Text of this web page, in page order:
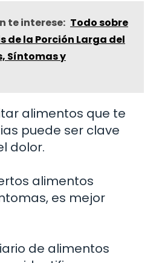
te interese: Todo sobre
de la Porción Larga del
Síntomas y
alimentos que te
puede ser clave
dolor.
alimentos
es mejor
de alimentos